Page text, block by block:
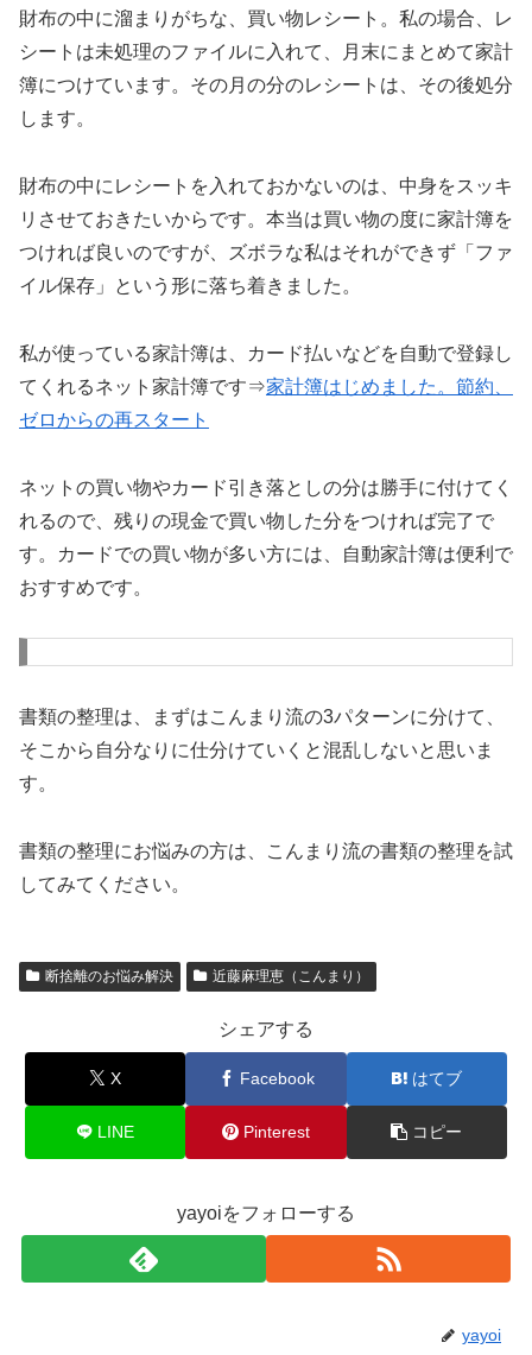
財布の中に溜まりがちな、買い物レシート。私の場合、レ
シートは未処理のファイルに入れて、月末にまとめて家計
簿につけています。その月の分のレシートは、その後処分
します。
財布の中にレシートを入れておかないのは、中身をスッキ
リさせておきたいからです。本当は買い物の度に家計簿を
つければ良いのですが、ズボラな私はそれができず「ファ
イル保存」という形に落ち着きました。
私が使っている家計簿は、カード払いなどを自動で登録し
てくれるネット家計簿です⇒家計簿はじめました。節約、
ゼロからの再スタート
ネットの買い物やカード引き落としの分は勝手に付けてく
れるので、残りの現金で買い物した分をつければ完了で
す。カードでの買い物が多い方には、自動家計簿は便利で
おすすめです。
書類の整理は、まずはこんまり流の3パターンに分けて、
そこから自分なりに仕分けていくと混乱しないと思いま
す。
書類の整理にお悩みの方は、こんまり流の書類の整理を試
してみてください。
断捨離のお悩み解決 近藤麻理恵（こんまり）
シェアする
X Facebook はてブ
LINE Pinterest コピー
yayoiをフォローする
yayoi